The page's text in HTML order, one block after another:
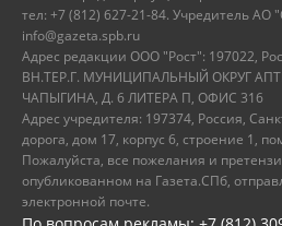
тел: +7 (812) 627-21-84. Учредитель
info@gazeta.spb.ru
Адрес редакции ООО "Рост": 197022,
ВН.ТЕР.Г. МУНИЦИПАЛЬНЫЙ ОКРУГ
ЧАПЫГИНА, Д. 6 ЛИТЕРА П, ОФИС 316
Адрес учредителя: 197374, Россия,
дорога, дом 17, корпус 6, строение 1,
Пожалуйста, все пожелания и
опубликованном на Газета.СПб,
электронной почте.